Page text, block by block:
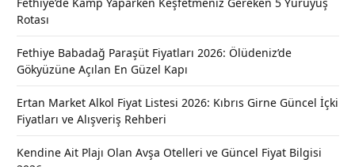
Rotası
Fethiye Babadağ Paraşüt Fiyatları 2026: Ölüdeniz’de
Gökyüzüne Açılan En Güzel Kapı
Ertan Market Alkol Fiyat Listesi 2026: Kıbrıs Girne Güncel İçki
Fiyatları ve Alışveriş Rehberi
Kendine Ait Plajı Olan Avşa Otelleri ve Güncel Fiyat Bilgisi